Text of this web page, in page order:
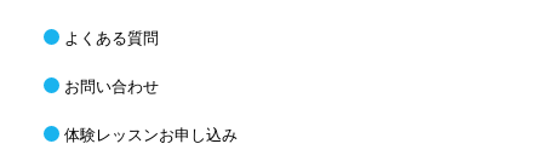
よくある質問
お問い合わせ
体験レッスンお申し込み